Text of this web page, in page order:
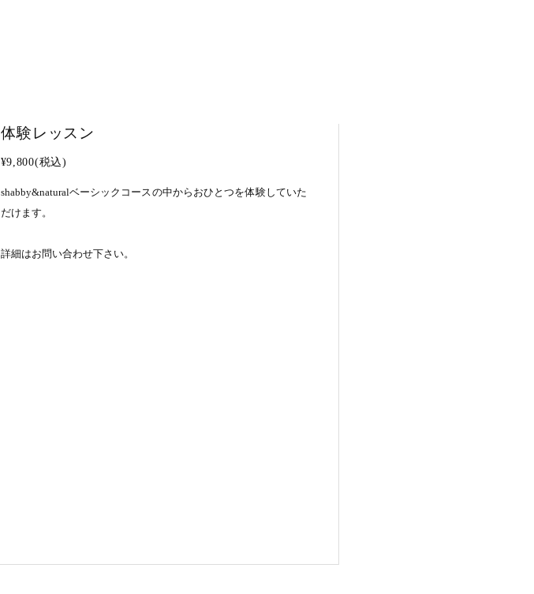
体験レッスン
¥9,800(税込)
shabby&naturalベーシックコースの中からおひとつを体験していた
だけます。
詳細はお問い合わせ下さい。